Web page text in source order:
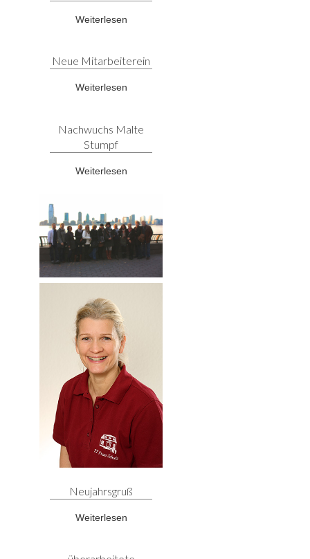
Weiterlesen
Neue Mitarbeiterein
Weiterlesen
Nachwuchs Malte
Stumpf
Weiterlesen
Neujahrsgruß
Weiterlesen